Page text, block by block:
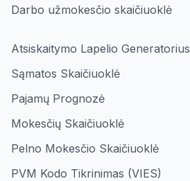
Darbo užmokesčio skaičiuoklė
Atsiskaitymo Lapelio Generatorius
Sąmatos Skaičiuoklė
Pajamų Prognozė
Mokesčių Skaičiuoklė
Pelno Mokesčio Skaičiuoklė
PVM Kodo Tikrinimas (VIES)